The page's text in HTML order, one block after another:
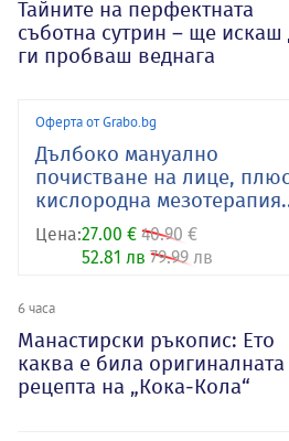
Тайните на перфектната
съботна сутрин – ще искаш
ги пробваш веднага
Оферта от Grabo.bg
Дълбоко мануално
почистване на лице, плюс
кислородна
Цена:27.00 € 40.90 €
52.81 лв 79.99 лв
6 часа
Манастирски ръкопис: Ето
каква е била оригиналната
рецепта на „Кока-Кола“